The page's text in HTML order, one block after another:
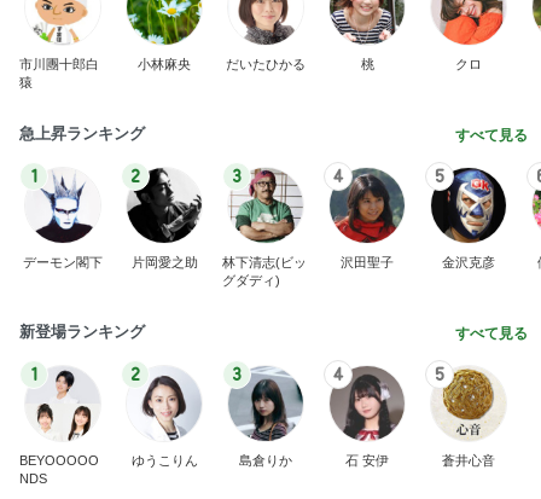
市川團十郎白
猿
小林麻央 だいたひかる 桃 クロ
急上昇ランキング すべて見る
1
デーモン閣下
2
片岡愛之助
3
林下清志(ビッ
グダディ)
4
沢田聖子
5
金沢克彦
新登場ランキング すべて見る
1
BEYOOOOO
NDS
2
ゆうこりん
3
島倉りか
4
石 安伊
5
蒼井心音